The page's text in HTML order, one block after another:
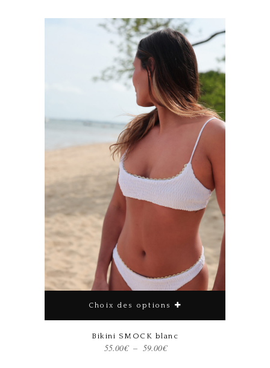
Choix des options
Bikini SMOCK blanc
55.00€ – 59.00€Plage